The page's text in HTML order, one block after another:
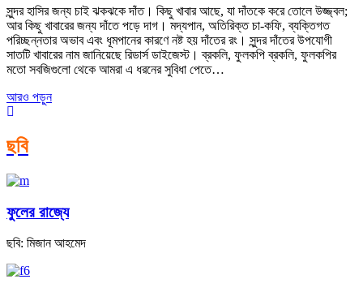
সুন্দর হাসির জন্য চাই ঝকঝকে দাঁত। কিছু খাবার আছে, যা দাঁতকে করে তোলে উজ্জ্বল;
আর কিছু খাবারের জন্য দাঁতে পড়ে দাগ। মদ্যপান, অতিরিক্ত চা-কফি, ব্যক্তিগত
পরিচ্ছন্নতার অভাব এবং ধূমপানের কারণে নষ্ট হয় দাঁতের রং। সুন্দর দাঁতের উপযোগী
সাতটি খাবারের নাম জানিয়েছে রিডার্স ডাইজেস্ট। ব্রকলি, ফুলকপি ব্রকলি, ফুলকপির
মতো সবজিগুলো থেকে আমরা এ ধরনের সুবিধা পেতে…
আরও পড়ুন
ছবি
ফুলের রাজ্যে
ছবি: মিজান আহমেদ